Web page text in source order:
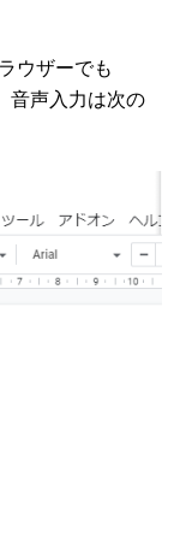
ウザーでも
音声入力は次の